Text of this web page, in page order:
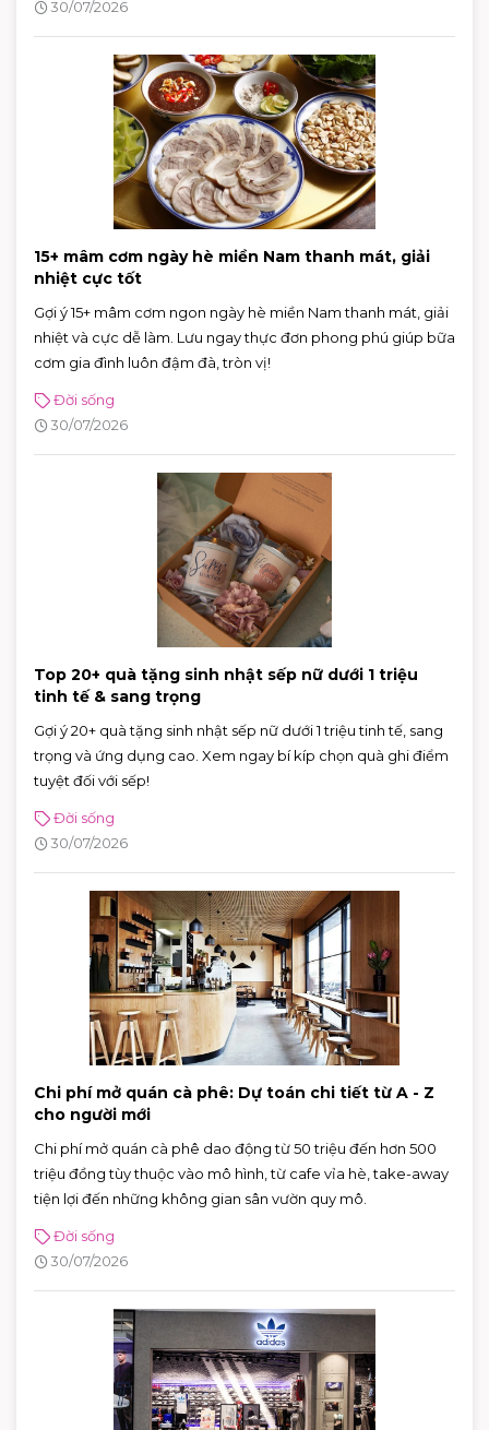
30/07/2026
15+ mâm cơm ngày hè miền Nam thanh mát, giải
nhiệt cực tốt
Gợi ý 15+ mâm cơm ngon ngày hè miền Nam thanh mát, giải
nhiệt và cực dễ làm. Lưu ngay thực đơn phong phú giúp bữa
cơm gia đình luôn đậm đà, tròn vị!
Đời sống
30/07/2026
Top 20+ quà tặng sinh nhật sếp nữ dưới 1 triệu
tinh tế & sang trọng
Gợi ý 20+ quà tặng sinh nhật sếp nữ dưới 1 triệu tinh tế, sang
trọng và ứng dụng cao. Xem ngay bí kíp chọn quà ghi điểm
tuyệt đối với sếp!
Đời sống
30/07/2026
Chi phí mở quán cà phê: Dự toán chi tiết từ A - Z
cho người mới
Chi phí mở quán cà phê dao động từ 50 triệu đến hơn 500
triệu đồng tùy thuộc vào mô hình, từ cafe vỉa hè, take-away
tiện lợi đến những không gian sân vườn quy mô.
Đời sống
30/07/2026